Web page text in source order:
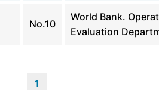
No.10
World Bank.
Evaluation
1